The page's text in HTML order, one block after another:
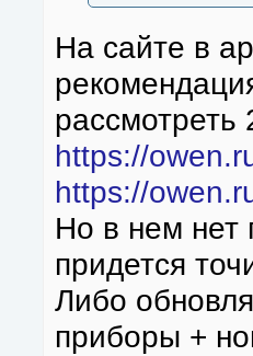
На сайте в
https://
https://
Но в нем нет
придется
Либо
приборы +